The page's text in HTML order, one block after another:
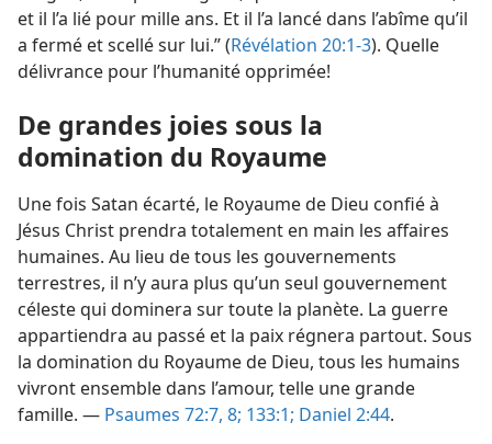
et il l’a lié pour mille ans. Et il l’a lancé dans l’abîme qu’il
a fermé et scellé sur lui.” (Révélation 20:1-3). Quelle
délivrance pour l’humanité opprimée!
De grandes joies sous la
domination du Royaume
Une fois Satan écarté, le Royaume de Dieu confié à
Jésus Christ prendra totalement en main les affaires
humaines. Au lieu de tous les gouvernements
terrestres, il n’y aura plus qu’un seul gouvernement
céleste qui dominera sur toute la planète. La guerre
appartiendra au passé et la paix régnera partout. Sous
la domination du Royaume de Dieu, tous les humains
vivront ensemble dans l’amour, telle une grande
famille. — Psaumes 72:7, 8; 133:1; Daniel 2:44.